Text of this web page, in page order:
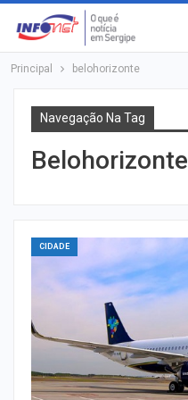
Principal belohorizonte
Navegação Na Tag
Belohorizonte
CIDADE